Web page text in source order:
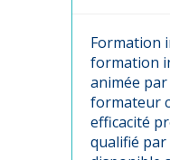
Formation
formation
animée
formateur
efficacité
qualifié par